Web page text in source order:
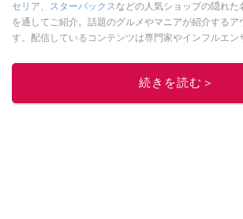
セリア、 スターバックスなどの人気ショップの隠れ
を通してご紹介。話題のグルメやマニアが紹介する
す。配信しているコンテンツは専門家やインフルエン
ニュースでフォロー
続きを読む＞